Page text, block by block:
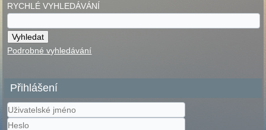
RYCHLÉ VYHLEDÁVÁNÍ
Podrobné vyhledávání
Přihlášení
Uživatelské